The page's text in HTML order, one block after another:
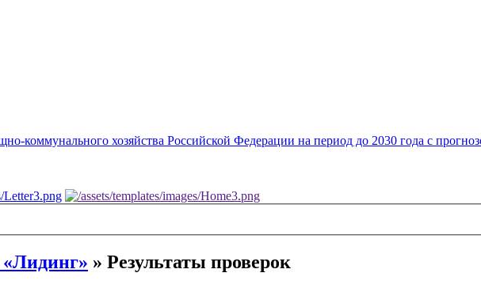
коммунального хозяйства Российской Федерации на период до 2030 года с
» Результаты проверок